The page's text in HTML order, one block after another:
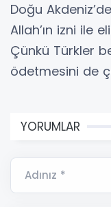
Doğu
Allah’ın izni ile
Çünkü Türkler
ödetmesini de
YORUMLAR
Adınız *